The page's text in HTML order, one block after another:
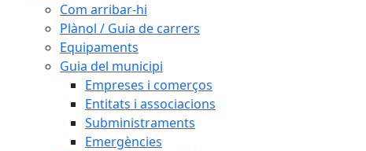
Com arribar-hi
Plànol / Guia de carrers
Equipaments
Guia del municipi
Empreses i comerços
Entitats i associacions
Subministraments
Emergències